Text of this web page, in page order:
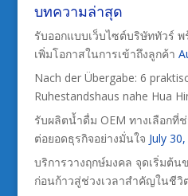
บทความล่าสุด
รับออกแบบเว็บไซต์บริษัททัวร์ พ
เพิ่มโอกาสในการเข้าถึงลูกค้า
Nach der Übergabe: 6
Ruhestandshaus nahe Hua
รับผลิตน้ำดื่ม OEM ทางเลือกที่
ต่อยอดธุรกิจอย่างมั่นใจ July
บริการวางฤกษ์มงคล จุดเริ่มต้น
ก่อนก้าวสู่ช่วงเวลาสำคัญในชีวิ